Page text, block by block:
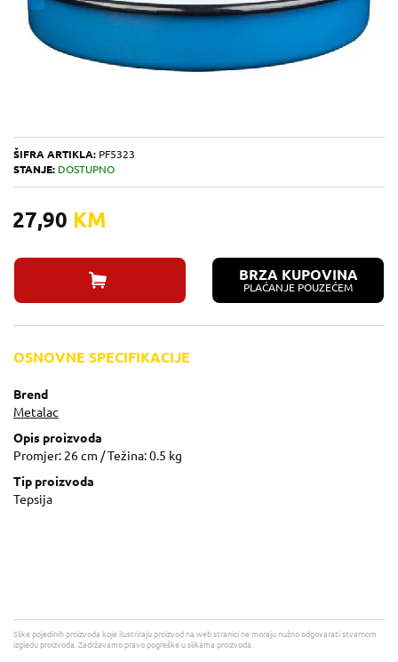
ŠIFRA ARTIKLA: PF5323
STANJE: DOSTUPNO
27,90 KM
BRZA KUPOVINA
PLAĆANJE POUZEĆEM
OSNOVNE SPECIFIKACIJE
Brend
Metalac
Opis proizvoda
Promjer: 26 cm / Težina: 0.5 kg
Tip proizvoda
Tepsija
Slike pojedinih proizvoda koje ilustriraju proizvod na web stranici ne moraju nužno odgovarati stvarnom
izgledu proizvoda. Zadržavamo pravo pogreške u slikama proizvoda.